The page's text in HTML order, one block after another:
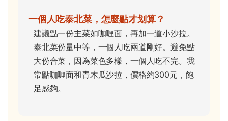
一個人吃泰北菜，怎麼點才划算？
建議點一份主菜如咖喱面，再加一道小沙拉。
泰北菜份量中等，一個人吃兩道剛好。避免點
大份合菜，因為菜色多樣，一個人吃不完。我
常點咖喱面和青木瓜沙拉，價格約300元，飽
足感夠。